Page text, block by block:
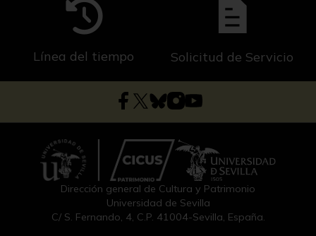
Línea del tiempo Solicitud de Servicio
Dirección general de Cultura y Patrimonio
Universidad de Sevilla
C/ S. Fernando, 4, C.P. 41004-Sevilla, España.